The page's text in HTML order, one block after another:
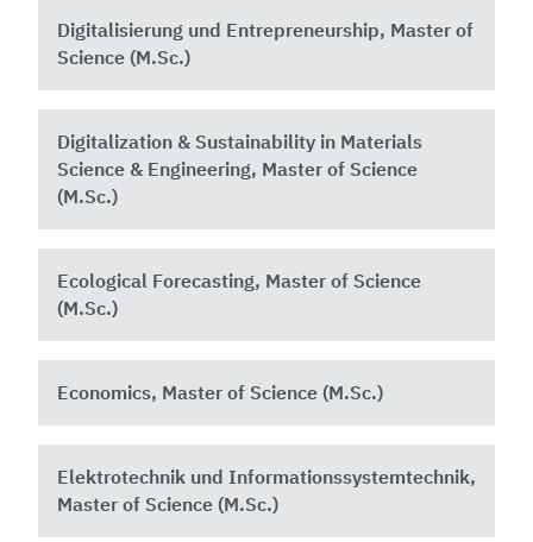
Digitalisierung und Entrepreneurship, Master of
Science (M.Sc.)
Digitalization & Sustainability in Materials
Science & Engineering, Master of Science
(M.Sc.)
Ecological Forecasting, Master of Science
(M.Sc.)
Economics, Master of Science (M.Sc.)
Elektrotechnik und Informationssystemtechnik,
Master of Science (M.Sc.)